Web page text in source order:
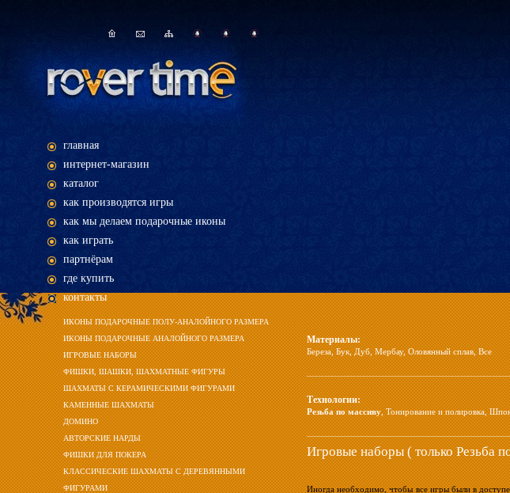
главная
интернет-магазин
каталог
как производятся игры
как мы делаем подарочные иконы
как играть
партнёрам
где купить
контакты
ИКОНЫ ПОДАРОЧНЫЕ ПОЛУ-АНАЛОЙНОГО РАЗМЕРА
ИКОНЫ ПОДАРОЧНЫЕ АНАЛОЙНОГО РАЗМЕРА
ИГРОВЫЕ НАБОРЫ
ФИШКИ, ШАШКИ, ШАХМАТНЫЕ ФИГУРЫ
ШАХМАТЫ С КЕРАМИЧЕСКИМИ ФИГУРАМИ
КАМЕННЫЕ ШАХМАТЫ
ДОМИНО
АВТОРСКИЕ НАРДЫ
ФИШКИ ДЛЯ ПОКЕРА
КЛАССИЧЕСКИЕ ШАХМАТЫ С ДЕРЕВЯННЫМИ
ФИГУРАМИ
Материалы:
Береза Бук Дуб Мербау, Оловянный сплав Все
Технологии:
Резьба по массиву Тонирование и полировка
Игровые наборы ( только Резьба
Иногда необходимо, чтобы все игры были в